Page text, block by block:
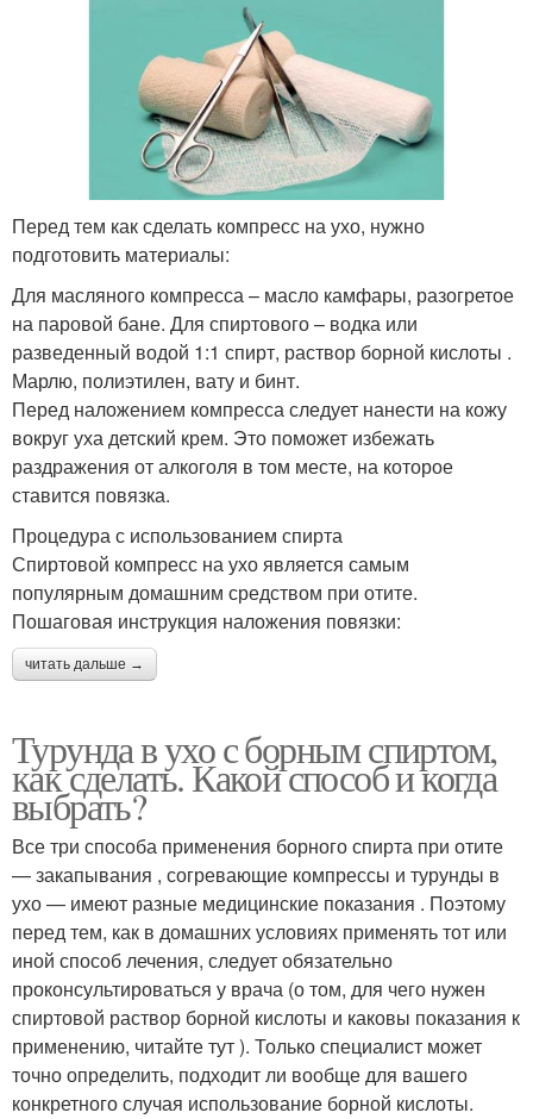
Перед тем как сделать компресс на ухо, нужно
подготовить материалы:
Для масляного компресса – масло камфары, разогретое
на паровой бане. Для спиртового – водка или
разведенный водой 1:1 спирт, раствор борной кислоты .
Марлю, полиэтилен, вату и бинт.
Перед наложением компресса следует нанести на кожу
вокруг уха детский крем. Это поможет избежать
раздражения от алкоголя в том месте, на которое
ставится повязка.
Процедура с использованием спирта
Спиртовой компресс на ухо является самым
популярным домашним средством при отите.
Пошаговая инструкция наложения повязки:
читать дальше →
Турунда в ухо с борным спиртом,
как сделать. Какой способ и когда
выбрать?
Все три способа применения борного спирта при отите
— закапывания , согревающие компрессы и турунды в
ухо — имеют разные медицинские показания . Поэтому
перед тем, как в домашних условиях применять тот или
иной способ лечения, следует обязательно
проконсультироваться у врача (о том, для чего нужен
спиртовой раствор борной кислоты и каковы показания к
применению, читайте тут ). Только специалист может
точно определить, подходит ли вообще для вашего
конкретного случая использование борной кислоты.